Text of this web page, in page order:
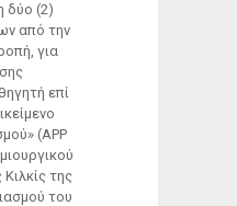
δύο (2)
από την
για
επί
(ΑΡΡ
της
του